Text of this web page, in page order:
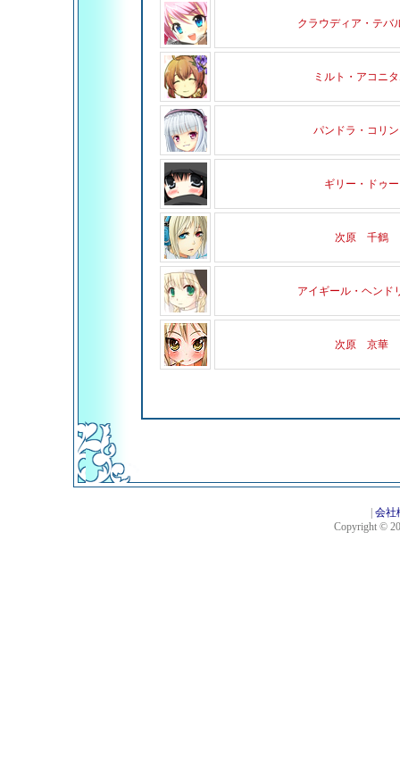
クラウディア・テバ
ミルト・アコニ
パンドラ・コリ
ギリー・ドゥー
次原 千鶴
アイギール・ヘンド
次原 京華
会社
Copyright ©